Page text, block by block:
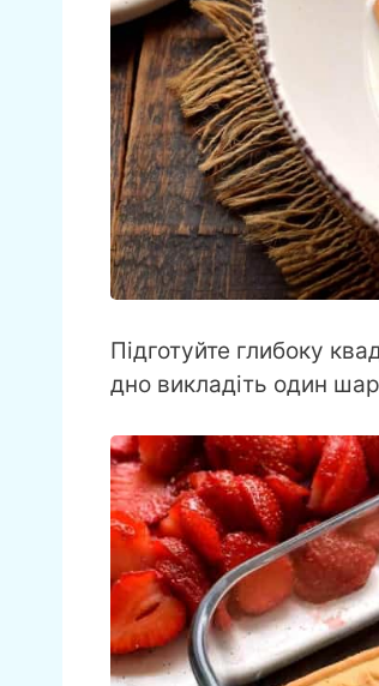
Підготуйте глибоку
дно викладіть один